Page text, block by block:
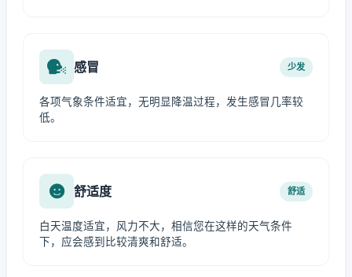
感冒 少发
各项气象条件适宜，无明显降温过程，发生感冒几率较
低。
舒适度 舒适
白天温度适宜，风力不大，相信您在这样的天气条件
下，应会感到比较清爽和舒适。